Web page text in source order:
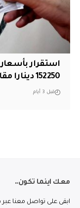
استقرار
152250 دينارا مقابل كل 100 دولار
قبل 3 أيام
معك اينما تكون..
ابقى على تواصل معنا عبر